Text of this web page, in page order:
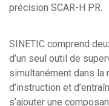
précision SCAR-H PR.
SINETIC comprend
d’un seul outil de
simultanément dans la
d’instruction et
s’ajouter une